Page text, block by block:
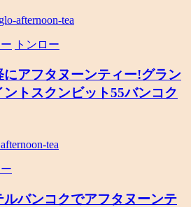
トンロー
にアフタヌーンティー!グラン
ントスクンビット55バンコク
ルバンコクでアフタヌーンテ